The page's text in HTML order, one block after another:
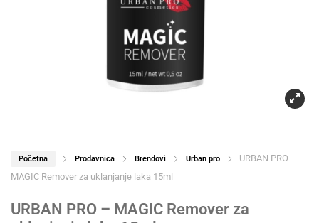
Početna Prodavnica Brendovi Urban pro
URBAN PRO –
MAGIC Remover za uklanjanje laka 15ml
URBAN PRO – MAGIC Remover za